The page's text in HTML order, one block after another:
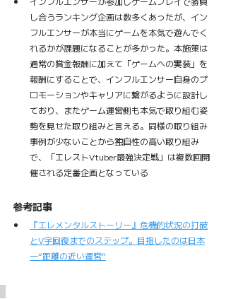
し合うランキング企画は数多くあったが、イン
フルエンサーが本当にゲームを本気で遊んでく
れるかが課題になることが多かった。本施策は
通常の賞金報酬に加えて「ゲームへの実装」を
報酬にすることで、インフルエンサー自身のプ
ロモーションやキャリアに繋がるように設計し
ており、またゲーム運営側も本気で取り組む姿
勢を見せた取り組みと言える。同様の取り組み
事例が少ないことから独自性の高い取り組み
で、「エレストVtuber最強決定戦」は複数回開
催される定番企画となっている
参考記事
『エレメンタルストーリー』危機的状況の打破
とV字回復までのステップ。目指したのは日本
一“距離の近い運営”